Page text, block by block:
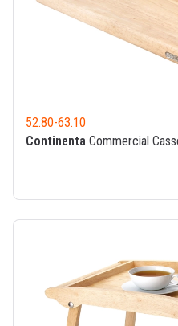
52.80-63.10
Continenta Commercial